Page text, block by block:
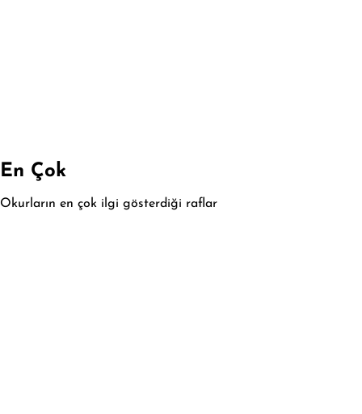
En Çok
Okurların en çok ilgi gösterdiği raflar